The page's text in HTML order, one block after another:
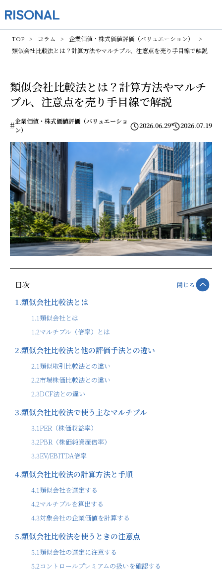
TOP コラム
企業価値・株式価値評価（バリュエーション）
類似会社比較法とは？計算方法やマルチプル、注意点を売り手目線で解説
類似会社比較法とは？計算方法やマルチ
プル、注意点を売り手目線で解説
#企業価値・株式価値評価（バリュエーショ
ン）
2026.06.29 2026.07.19
目次 閉じる
1.類似会社比較法とは
1.1類似会社とは
1.2マルチプル（倍率）とは
2.類似会社比較法と他の評価手法との違い
2.1類似取引比較法との違い
2.2市場株価比較法との違い
2.3DCF法との違い
3.類似会社比較法で使う主なマルチプル
3.1PER（株価収益率）
3.2PBR（株価純資産倍率）
3.3EV/EBITDA倍率
4.類似会社比較法の計算方法と手順
4.1類似会社を選定する
4.2マルチプルを算出する
4.3対象会社の企業価値を計算する
5.類似会社比較法を使うときの注意点
5.1類似会社の選定に注意する
5.2コントロールプレミアムの扱いを確認する